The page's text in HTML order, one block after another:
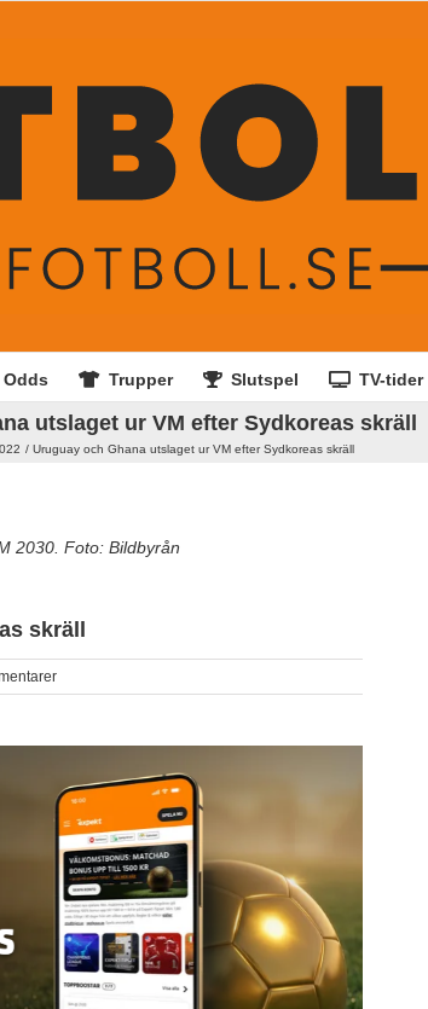
Odds Trupper Slutspel TV-tider
utslaget ur VM efter Sydkoreas skräll
Uruguay och Ghana utslaget ur VM efter Sydkoreas skräll
2030. Foto: Bildbyrån
skräll